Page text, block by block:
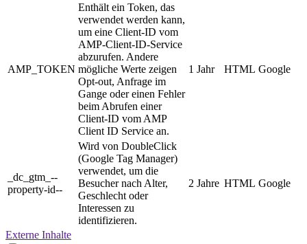
AMP_TOKEN
Enthält ein Token, das
verwendet werden kann,
um eine Client-ID vom
AMP-Client-ID-Service
abzurufen. Andere
mögliche Werte zeigen
Opt-out, Anfrage im
Gange oder einen Fehler
beim Abrufen einer
Client-ID vom AMP
Client ID Service an.
1 Jahr HTML Google
_dc_gtm_--
property-id--
Wird von DoubleClick
(Google Tag Manager)
verwendet, um die
Besucher nach Alter,
Geschlecht oder
Interessen zu
identifizieren.
2 Jahre HTML Google
Externe Inhalte